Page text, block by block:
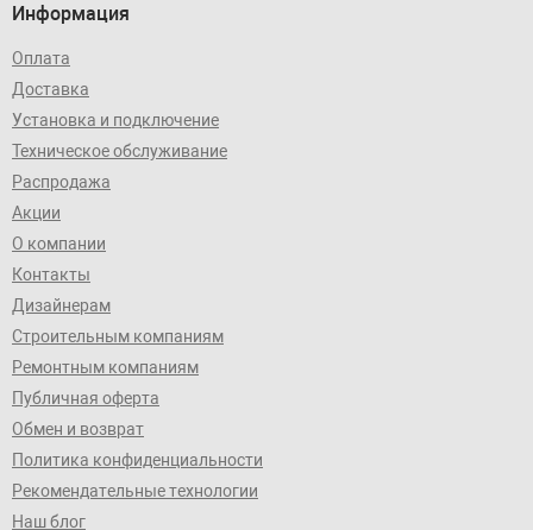
Информация
Оплата
Доставка
Установка и подключение
Техническое обслуживание
Распродажа
Акции
О компании
Контакты
Дизайнерам
Строительным компаниям
Ремонтным компаниям
Публичная оферта
Обмен и возврат
Политика конфиденциальности
Рекомендательные технологии
Наш блог